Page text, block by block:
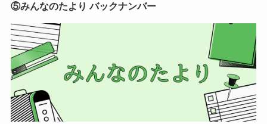
⑤みんなのたより バックナンバー